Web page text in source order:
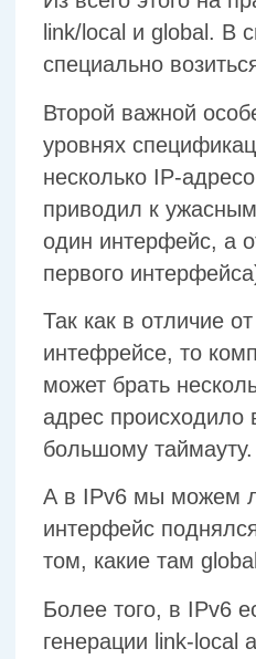
link/local и global. В
специально
Второй важной
уровнях
несколько IP-
приводил к
один интерфейс, а
первого
Так как в отличие
интефрейсе, то
может брать
адрес
большому таймауту.
А в IPv6 мы можем
интерфейс
том, какие там
Более того, в IPv6
генерации link-local